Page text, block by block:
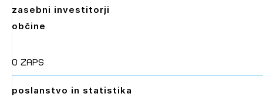
zasebni investitorji
občine
O zaps
poslanstvo in statistika